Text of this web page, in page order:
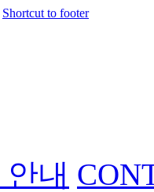
Shortcut to footer
내